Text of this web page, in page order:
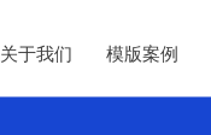
关于我们 模版案例